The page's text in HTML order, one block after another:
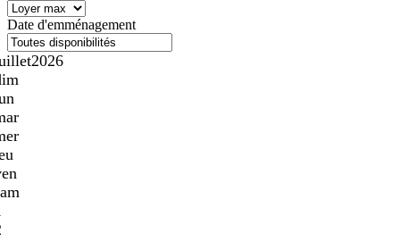
Date d'emménagement
2026